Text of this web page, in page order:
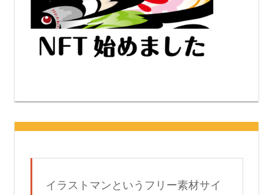
イラストマンというフリー素材サイ